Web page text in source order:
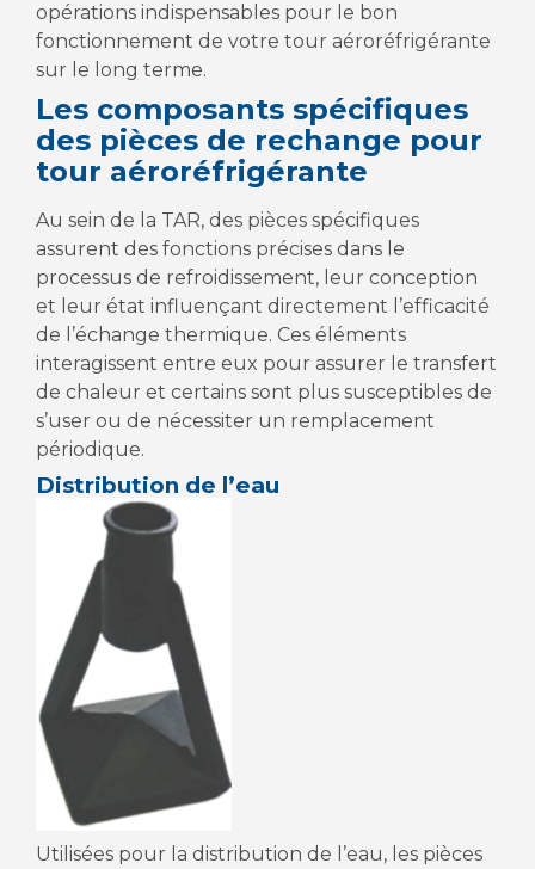
opérations indispensables pour le bon
fonctionnement de votre tour aéroréfrigérante
sur le long terme.
Les composants spécifiques
des pièces de rechange pour
tour aéroréfrigérante
Au sein de la TAR, des pièces spécifiques
assurent des fonctions précises dans le
processus de refroidissement, leur conception
et leur état influençant directement l’efficacité
de l’échange thermique. Ces éléments
interagissent entre eux pour assurer le transfert
de chaleur et certains sont plus susceptibles de
s’user ou de nécessiter un remplacement
périodique.
Distribution de l’eau
Utilisées pour la distribution de l’eau, les pièces